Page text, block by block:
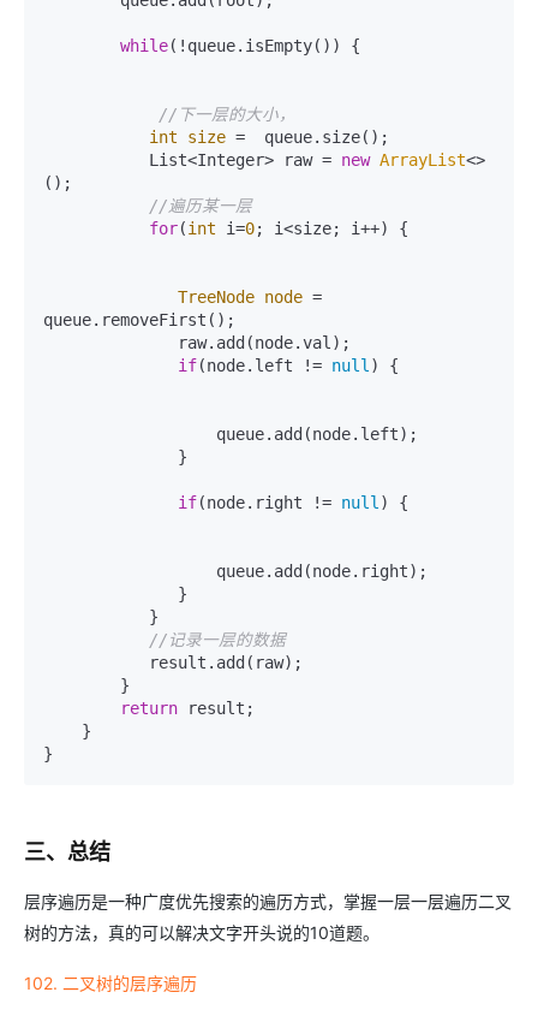
while(!queue.isEmpty()) {
//下一层的大小，
int
size =
  queue.size();
           List<Integer> raw =
new ArrayList<>
();
//遍历某一层
for(int i=0; i<size; i++) {
TreeNode node =
queue.removeFirst();
if(node.left != null ) {
if(node.right != null ) {
//记录一层的数据
return result;
三、总结
层序遍历是一种广度优先搜索的遍历方式，掌握一层一层遍历二叉
树的方法，真的可以解决文字开头说的10道题。
102. 二叉树的层序遍历